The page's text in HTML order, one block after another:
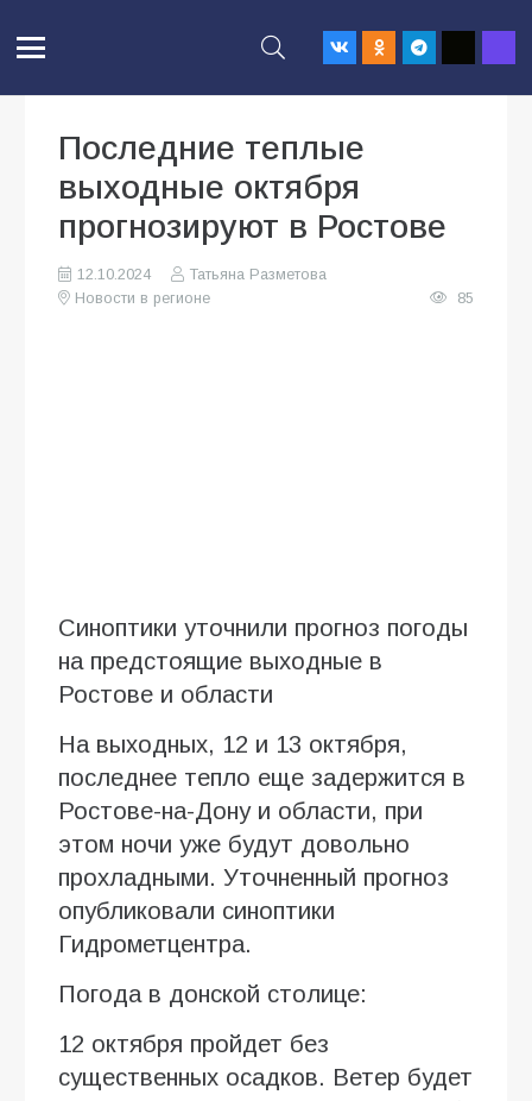
Последние теплые
выходные октября
прогнозируют в Ростове
12.10.2024
Татьяна Разметова
Новости в регионе
85
Синоптики уточнили прогноз погоды
на предстоящие выходные в
Ростове и области
На выходных, 12 и 13 октября,
последнее тепло еще задержится в
Ростове-на-Дону и области, при
этом ночи уже будут довольно
прохладными. Уточненный прогноз
опубликовали синоптики
Гидрометцентра.
Погода в донской столице:
12 октября пройдет без
существенных осадков. Ветер будет